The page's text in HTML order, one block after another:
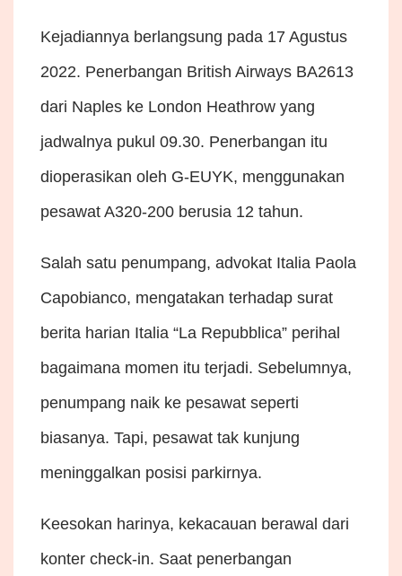
Kejadiannya berlangsung pada 17 Agustus
2022. Penerbangan British Airways BA2613
dari Naples ke London Heathrow yang
jadwalnya pukul 09.30. Penerbangan itu
dioperasikan oleh G-EUYK, menggunakan
pesawat A320-200 berusia 12 tahun.
Salah satu penumpang, advokat Italia Paola
Capobianco, mengatakan terhadap surat
berita harian Italia “La Repubblica” perihal
bagaimana momen itu terjadi. Sebelumnya,
penumpang naik ke pesawat seperti
biasanya. Tapi, pesawat tak kunjung
meninggalkan posisi parkirnya.
Keesokan harinya, kekacauan berawal dari
konter check-in. Saat penerbangan